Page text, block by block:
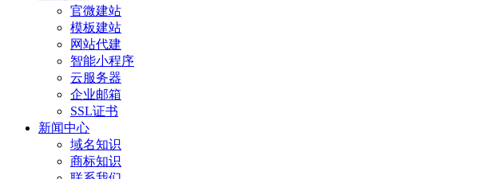
官微建站
模板建站
网站代建
智能小程序
云服务器
企业邮箱
SSL证书
新闻中心
域名知识
商标知识